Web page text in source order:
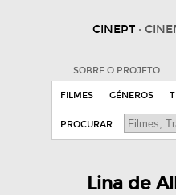
CINEPT ·
SOBRE O PROJETO
FILMES GÉNEROS
PROCURAR
Lina de